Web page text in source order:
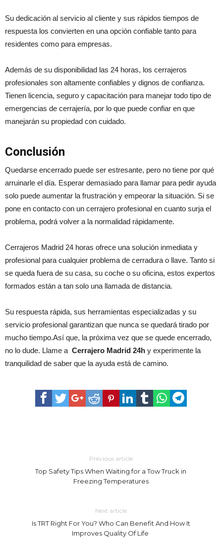
Su dedicación al servicio al cliente y sus rápidos tiempos de
respuesta los convierten en una opción confiable tanto para
residentes como para empresas.
Además de su disponibilidad las 24 horas, los cerrajeros
profesionales son altamente confiables y dignos de confianza.
Tienen licencia, seguro y capacitación para manejar todo tipo de
emergencias de cerrajería, por lo que puede confiar en que
manejarán su propiedad con cuidado.
Conclusión
Quedarse encerrado puede ser estresante, pero no tiene por qué
arruinarle el día. Esperar demasiado para llamar para pedir ayuda
solo puede aumentar la frustración y empeorar la situación. Si se
pone en contacto con un cerrajero profesional en cuanto surja el
problema, podrá volver a la normalidad rápidamente.
Cerrajeros Madrid 24 horas ofrece una solución inmediata y
profesional para cualquier problema de cerradura o llave. Tanto si
se queda fuera de su casa, su coche o su oficina, estos expertos
formados están a tan solo una llamada de distancia.
Su respuesta rápida, sus herramientas especializadas y su
servicio profesional garantizan que nunca se quedará tirado por
mucho tiempo.Así que, la próxima vez que se quede encerrado,
no lo dude. Llame a Cerrajero Madrid 24h y experimente la
tranquilidad de saber que la ayuda está de camino.
Previous article
Top Safety Tips When Waiting for a Tow Truck in
Freezing Temperatures
Next article
Is TRT Right For You? Who Can Benefit And How It
Improves Quality Of Life